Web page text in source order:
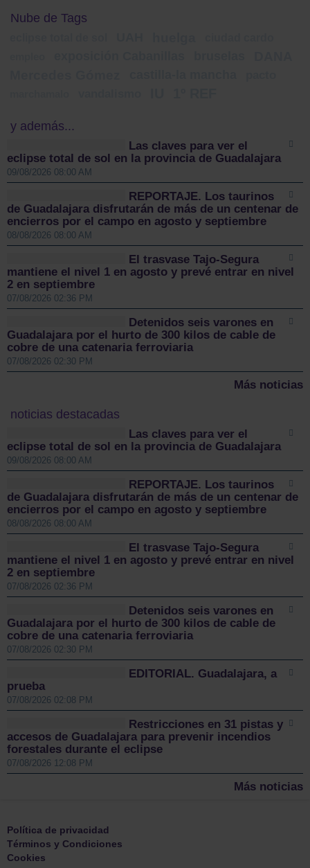
Nube de Tags
y además...
Las claves para ver el
eclipse total de sol en la provincia de Guadalajara
09/08/2026 08:00 AM
REPORTAJE. Los taurinos
de Guadalajara disfrutarán de más de un centenar de
encierros por el campo en agosto y septiembre
08/08/2026 08:00 AM
El trasvase Tajo-Segura
mantiene el nivel 1 en agosto y prevé entrar en nivel
2 en septiembre
07/08/2026 02:36 PM
Detenidos seis varones en
Guadalajara por el hurto de 300 kilos de cable de
cobre de una catenaria ferroviaria
07/08/2026 02:30 PM
Más noticias
noticias destacadas
Las claves para ver el
eclipse total de sol en la provincia de Guadalajara
09/08/2026 08:00 AM
REPORTAJE. Los taurinos
de Guadalajara disfrutarán de más de un centenar de
encierros por el campo en agosto y septiembre
08/08/2026 08:00 AM
El trasvase Tajo-Segura
mantiene el nivel 1 en agosto y prevé entrar en nivel
2 en septiembre
07/08/2026 02:36 PM
Detenidos seis varones en
Guadalajara por el hurto de 300 kilos de cable de
cobre de una catenaria ferroviaria
07/08/2026 02:30 PM
EDITORIAL. Guadalajara, a
prueba
07/08/2026 02:08 PM
Restricciones en 31 pistas y
accesos de Guadalajara para prevenir incendios
forestales durante el eclipse
07/08/2026 12:08 PM
Más noticias
Política de privacidad
Términos y Condiciones
Cookies